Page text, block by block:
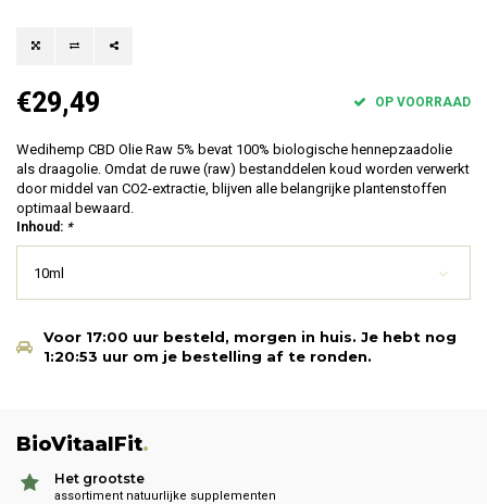
€29,49 OP VOORRAAD
Wedihemp CBD Olie Raw 5% bevat 100% biologische hennepzaadolie
als draagolie. Omdat de ruwe (raw) bestanddelen koud worden verwerkt
door middel van CO2-extractie, blijven alle belangrijke plantenstoffen
optimaal bewaard.
Inhoud: *
10ml
Voor 17:00 uur besteld, morgen in huis. Je hebt nog
1:20:53 uur om je bestelling af te ronden.
BioVitaalFit.
Het grootste
assortiment natuurlijke supplementen